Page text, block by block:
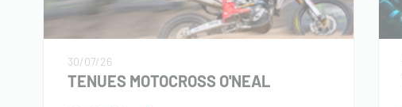
30/07/26
TENUES MOTOCROSS O'NEAL